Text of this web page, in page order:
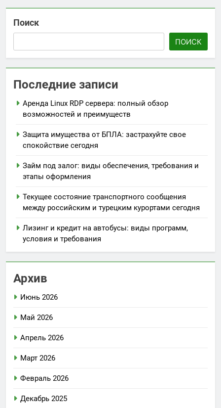
Поиск
ПОИСК
Последние записи
Аренда Linux RDP сервера: полный обзор
возможностей и преимуществ
Защита имущества от БПЛА: застрахуйте свое
спокойствие сегодня
Займ под залог: виды обеспечения, требования и
этапы оформления
Текущее состояние транспортного сообщения
между российским и турецким курортами сегодня
Лизинг и кредит на автобусы: виды программ,
условия и требования
Архив
Июнь 2026
Май 2026
Апрель 2026
Март 2026
Февраль 2026
Декабрь 2025